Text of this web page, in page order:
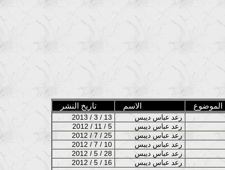
تاريخ النشر الاسم الموضوع
2013 / 3 / 13
2012 / 11 / 5
2012 / 7 / 25
رعد عباس ديبس
2012 / 7 / 10
2012 / 5 / 28
رعد عباس ديبس
2012 / 5 / 16